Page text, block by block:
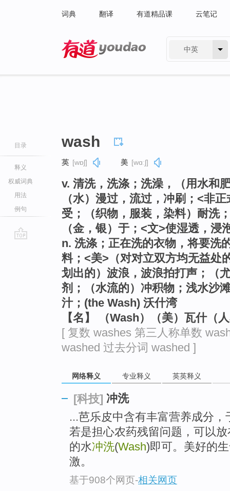
词典 翻译 有道精品课 云笔记
中英
目录
释义
权威词典
用法
例句
wash
英 [wɒʃ] 美 [wɑːʃ]
v. 清洗，洗涤；洗澡，（用水和
（水）漫过，流过，冲刷；<非
受；（织物，服装，染料）耐洗
（金，银）于；<文>使湿透，浸
n. 洗涤；正在洗的衣物，将要洗
料；<美>（对对立双方均无益处
划出的）波浪，波浪拍打声；（
剂；（水流的）冲积物；浅水沙
汁；(the Wash) 沃什湾
【名】 （Wash）（美）瓦什（
[ 复数 washes 第三人称单数
washed 过去分词 washed ]
网络释义 专业释义 英英释义
[科技] 冲洗
...芭乐皮中含有丰富营养成分
若是担心农药残留问题，可以
的水冲洗(Wash)即可。美好的
激。
基于908个网页-相关网页